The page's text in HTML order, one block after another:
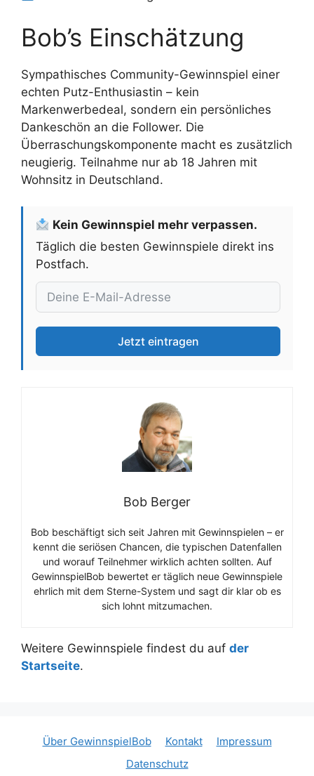
Bob’s Einschätzung
Sympathisches Community-Gewinnspiel einer
echten Putz-Enthusiastin – kein
Markenwerbedeal, sondern ein persönliches
Dankeschön an die Follower. Die
Überraschungskomponente macht es zusätzlich
neugierig. Teilnahme nur ab 18 Jahren mit
Wohnsitz in Deutschland.
Kein Gewinnspiel mehr verpassen.
Täglich die besten Gewinnspiele direkt ins
Postfach.
Jetzt eintragen
Bob Berger
Bob beschäftigt sich seit Jahren mit Gewinnspielen – er
kennt die seriösen Chancen, die typischen Datenfallen
und worauf Teilnehmer wirklich achten sollten. Auf
GewinnspielBob bewertet er täglich neue Gewinnspiele
ehrlich mit dem Sterne-System und sagt dir klar ob es
sich lohnt mitzumachen.
Weitere Gewinnspiele findest du auf der
Startseite.
Über GewinnspielBob Kontakt
Impressum
Datenschutz